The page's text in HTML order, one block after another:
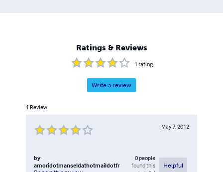
Ratings & Reviews
1 rating
Write a review
1 Review
May 7, 2012
by
amoridotmanseldathotmaildotfr
0people
found this
Helpful